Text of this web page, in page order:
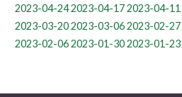
2023-04-242023-04-172023-04-11
2023-03-202023-03-062023-02-27
2023-02-062023-01-302023-01-23